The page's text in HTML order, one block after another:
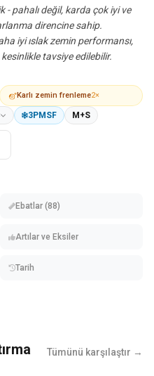
- pahalı değil, karda çok iyi ve
direncine sahip.
iyi ıslak zemin performansı,
kesinlikle tavsiye edilebilir.
Karlı zemin frenleme2×
3PMSF M+S
Ebatlar (88)
Artılar ve Eksiler
Tarih
Tümünü karşılaştır →